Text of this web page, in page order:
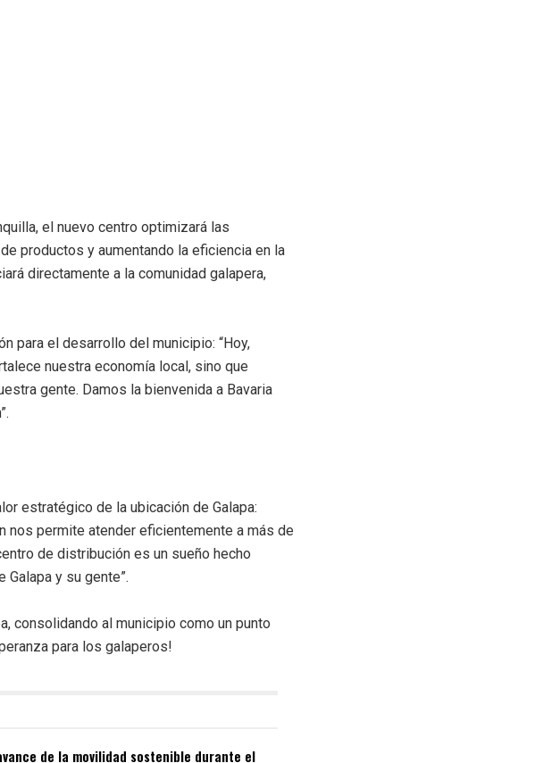
el nuevo centro optimizará las
productos y aumentando la eficiencia en la
directamente a la comunidad galapera,
para el desarrollo del municipio: “Hoy,
nuestra economía local, sino que
gente. Damos la bienvenida a Bavaria
estratégico de la ubicación de Galapa:
nos permite atender eficientemente a más de
de distribución es un sueño hecho
y su gente”.
consolidando al municipio como un punto
para los galaperos!
de la movilidad sostenible durante el